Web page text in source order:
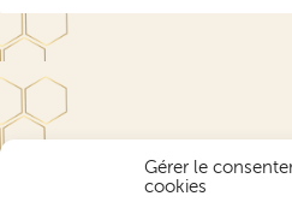
Gérer le
cookies